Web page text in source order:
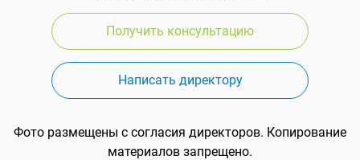
Получить консультацию
Написать директору
Фото размещены с согласия директоров. Копирование
материалов запрещено.